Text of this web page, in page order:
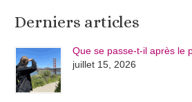
Derniers articles
Que se passe-t-il après le
juillet 15, 2026